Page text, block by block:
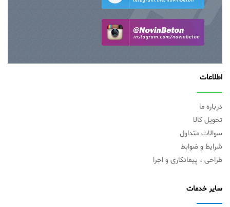
اطلاعات
درباره ما
تحویل کالا
سوالات متداول
شرایط و ضوابط
طراحی ، پیمانکاری و اجرا
سایر خدمات